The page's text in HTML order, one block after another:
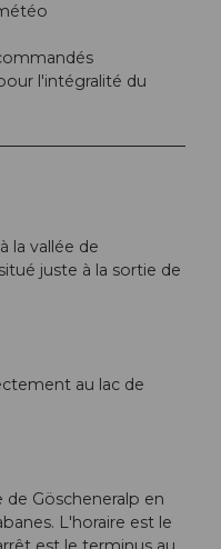
l'intégralité du
la vallée de
juste à la sortie de
au lac de
Göscheneralp en
L'horaire est le